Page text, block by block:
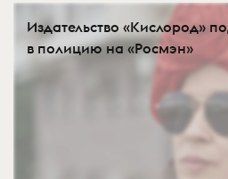
Издательство «Кислород»
в полицию на «Росмэн»